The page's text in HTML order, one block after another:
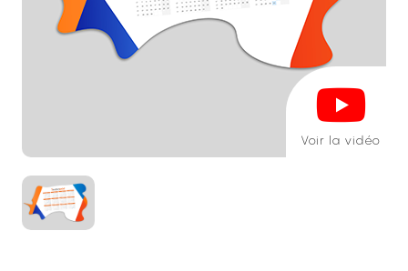
Voir la vidéo